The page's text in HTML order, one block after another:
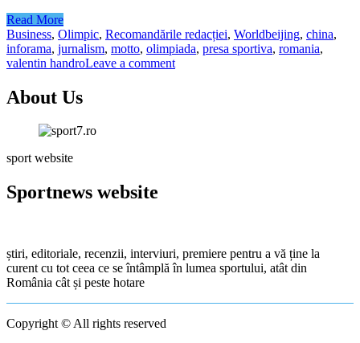
Read More
Business, Olimpic, Recomandările redacției, Worldbeijing, china,
inforama, jurnalism, motto, olimpiada, presa sportiva, romania,
valentin handroLeave a comment
About Us
sport website
Sportnews website
știri, editoriale, recenzii, interviuri, premiere pentru a vă ține la
curent cu tot ceea ce se întâmplă în lumea sportului, atât din
România cât și peste hotare
Copyright © All rights reserved